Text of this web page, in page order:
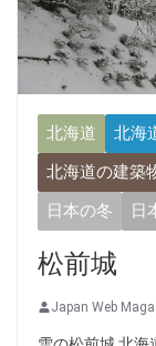
北海道 北海
北海道の建築
日本の冬
日
松前城
Japan Web